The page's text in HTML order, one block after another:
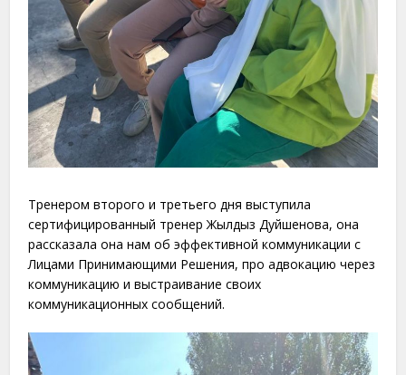
Тренером второго и третьего дня выступила
сертифицированный тренер Жылдыз Дуйшенова, она
рассказала она нам об эффективной коммуникации с
Лицами Принимающими Решения, про адвокацию через
коммуникацию и выстраивание своих
коммуникационных сообщений.